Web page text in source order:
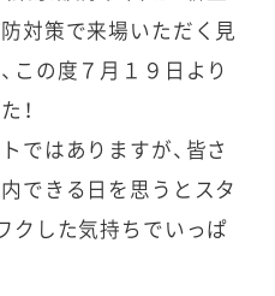
対策で来場いただく見
この度７月１９日より
！
ではありますが、皆さ
できる日を思うとスタ
クした気持ちでいっぱ